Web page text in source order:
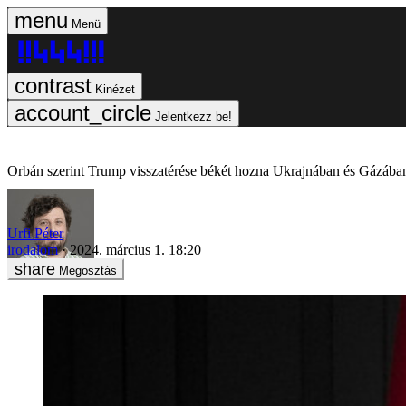
Menü
Kinézet
Jelentkezz be!
Orbán szerint Trump visszatérése békét hozna Ukrajnában és
Urfi Péter
irodalom
2024. március 1. 18:20
Megosztás